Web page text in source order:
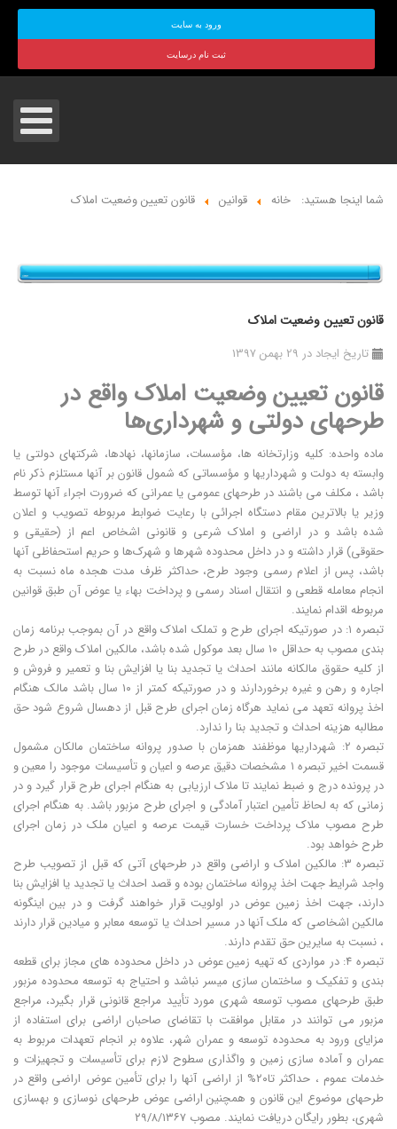
ورود به سایت
ثبت نام درسایت
شما اینجا هستید: خانه قوانین قانون تعیین وضعیت املاک
قانون تعیین وضعیت املاک
تاریخ ایجاد در 29 بهمن 1397
قانون تعیین وضعیت املاک واقع در
طرحهای دولتی و شهرداری‌ها
ماده واحده: کلیه وزارتخانه ها، مؤسسات، سازمانها، نهادها، شرکتهای دولتی یا
وابسته به دولت و شهرداریها و مؤسساتی که شمول قانون بر آنها مستلزم ذکر نام
باشد ، مکلف می باشند در طرحهای عمومی یا عمرانی که ضرورت اجراء آنها توسط
وزیر یا بالاترین مقام دستگاه اجرائی با رعایت ضوابط مربوطه تصویب و اعلان
شده باشد و در اراضی و املاک شرعی و قانونی اشخاص اعم از (حقیقی و
حقوقی) قرار داشته و در داخل محدوده شهرها و شهرک‌ها و حریم استحفاظی آنها
باشد، پس از اعلام رسمی وجود طرح، حداکثر ظرف مدت هجده ماه نسبت به
انجام معامله قطعی و انتقال اسناد رسمی و پرداخت بهاء یا عوض آن طبق قوانین
مربوطه اقدام نمایند.
تبصره ۱: در صورتیکه اجرای طرح و تملک املاک واقع در آن بموجب برنامه زمان
بندی مصوب به حداقل ۱۰ سال بعد موکول شده باشد، مالکین املاک واقع در طرح
از کلیه حقوق مالکانه مانند احداث یا تجدید بنا یا افزایش بنا و تعمیر و فروش و
اجاره و رهن و غیره برخوردارند و در صورتیکه کمتر از ۱۰ سال باشد مالک هنگام
اخذ پروانه تعهد می نماید هرگاه زمان اجرای طرح قبل از دهسال شروع شود حق
مطالبه هزینه احداث و تجدید بنا را ندارد.
تبصره ۲: شهرداریها موظفند همزمان با صدور پروانه ساختمان مالکان مشمول
قسمت اخیر تبصره ۱ مشخصات دقیق عرصه و اعیان و تأسیسات موجود را معین و
در پرونده درج و ضبط نمایند تا ملاک ارزیابی به هنگام اجرای طرح قرار گیرد و در
زمانی که به لحاظ تأمین اعتبار آمادگی و اجرای طرح مزبور باشد. به هنگام اجرای
طرح مصوب ملاک پرداخت خسارت قیمت عرصه و اعیان ملک در زمان اجرای
طرح خواهد بود.
تبصره ۳: مالکین املاک و اراضی واقع در طرحهای آتی که قبل از تصویب طرح
واجد شرایط جهت اخذ پروانه ساختمان بوده و قصد احداث یا تجدید یا افزایش بنا
دارند، جهت اخذ زمین عوض در اولویت قرار خواهند گرفت و در بین اینگونه
مالکین اشخاصی که ملک آنها در مسیر احداث یا توسعه معابر و میادین قرار دارند
، نسبت به سایرین حق تقدم دارند.
تبصره ۴: در مواردی که تهیه زمین عوض در داخل محدوده های مجاز برای قطعه
بندی و تفکیک و ساختمان سازی میسر نباشد و احتیاج به توسعه محدوده مزبور
طبق طرحهای مصوب توسعه شهری مورد تأیید مراجع قانونی قرار بگیرد، مراجع
مزبور می توانند در مقابل موافقت با تقاضای صاحبان اراضی برای استفاده از
مزایای ورود به محدوده توسعه و عمران شهر، علاوه بر انجام تعهدات مربوط به
عمران و آماده سازی زمین و واگذاری سطوح لازم برای تأسیسات و تجهیزات و
خدمات عموم ، حداکثر تا۲۰% از اراضی آنها را برای تأمین عوض اراضی واقع در
طرحهای موضوع این قانون و همچنین اراضی عوض طرحهای نوسازی و بهسازی
شهری، بطور رایگان دریافت نمایند. مصوب ۲۹/۸/۱۳۶۷